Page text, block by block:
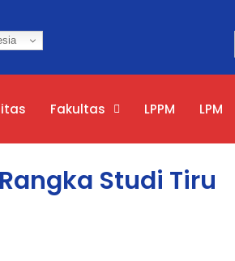
Fakultas LPPM LPM
Studi Tiru